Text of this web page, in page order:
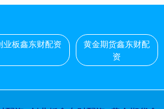
业板鑫东财配资
黄金期货鑫东财配
资